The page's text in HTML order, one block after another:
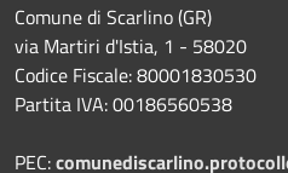
Comune di Scarlino (GR)
via Martiri d'Istia, 1 - 58020
Codice Fiscale: 80001830530
Partita IVA: 00186560538
PEC: